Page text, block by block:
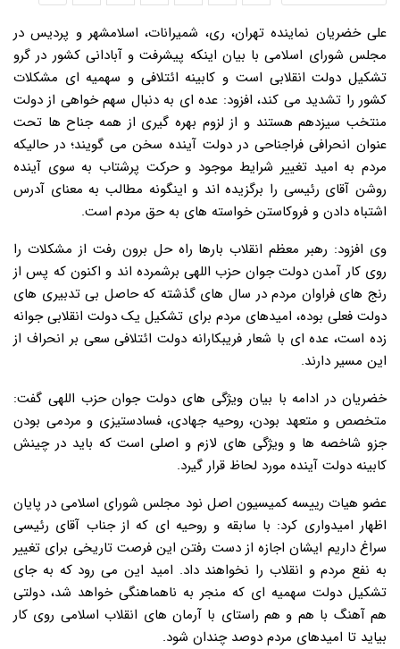
علی خضریان نماینده تهران، ری، شمیرانات، اسلامشهر و پردیس در
مجلس شورای اسلامی با بیان اینکه پیشرفت و آبادانی کشور در گرو
تشکیل دولت انقلابی است و کابینه ائتلافی و سهمیه ای مشکلات
کشور را تشدید می کند، افزود: عده ای به دنبال سهم خواهی از دولت
منتخب سیزدهم هستند و از لزوم بهره گیری از همه جناح ها تحت
عنوان انحرافی فراجناحی در دولت آینده سخن می گویند؛ در حالیکه
مردم به امید تغییر شرایط موجود و حرکت پرشتاب به سوی آینده
روشن آقای رئیسی را برگزیده اند و اینگونه مطالب به معنای آدرس
اشتباه دادن و فروکاستن خواسته های به حق مردم است.
وی افزود: رهبر معظم انقلاب بارها راه حل برون رفت از مشکلات را
روی کار آمدن دولت جوان حزب اللهی برشمرده اند و اکنون که پس از
رنج های فراوان مردم در سال های گذشته که حاصل بی تدبیری های
دولت فعلی بوده، امیدهای مردم برای تشکیل یک دولت انقلابی جوانه
زده است، عده ای با شعار فریبکارانه دولت ائتلافی سعی بر انحراف از
این مسیر دارند.
خضریان در ادامه با بیان ویژگی های دولت جوان حزب اللهی گفت:
متخصص و متعهد بودن، روحیه جهادی، فسادستیزی و مردمی بودن
جزو شاخصه ها و ویژگی های لازم و اصلی است که باید در چینش
کابینه دولت آینده مورد لحاظ قرار گیرد.
عضو هیات رییسه کمیسیون اصل نود مجلس شورای اسلامی در پایان
اظهار امیدواری کرد: با سابقه و روحیه ای که از جناب آقای رئیسی
سراغ داریم ایشان اجازه از دست رفتن این فرصت تاریخی برای تغییر
به نفع مردم و انقلاب را نخواهند داد. امید این می رود که به جای
تشکیل دولت سهمیه ای که منجر به ناهماهنگی خواهد شد، دولتی
هم آهنگ با هم و هم راستای با آرمان های انقلاب اسلامی روی کار
بیاید تا امیدهای مردم دوصد چندان شود.